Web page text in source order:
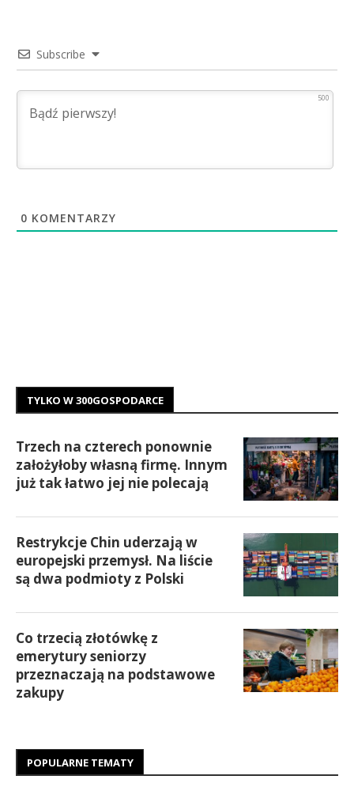
Subscribe
500
0 KOMENTARZY
TYLKO W 300GOSPODARCE
Trzech na czterech ponownie
założyłoby własną firmę. Innym
już tak łatwo jej nie polecają
Restrykcje Chin uderzają w
europejski przemysł. Na liście
są dwa podmioty z Polski
Co trzecią złotówkę z
emerytury seniorzy
przeznaczają na podstawowe
zakupy
POPULARNE TEMATY